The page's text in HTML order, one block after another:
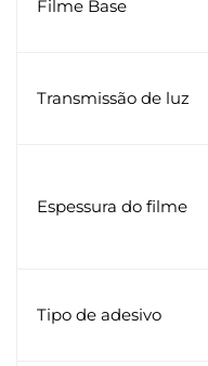
Filme Base
Transmissão de luz
Espessura do filme
Tipo de adesivo